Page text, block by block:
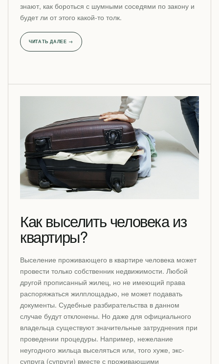
знают, как бороться с шумными соседями по закону и
будет ли от этого какой-то толк.
ЧИТАТЬ ДАЛЕЕ →
Как выселить человека из
квартиры?
Выселение проживающего в квартире человека может
провести только собственник недвижимости. Любой
другой прописанный жилец, но не имеющий права
распоряжаться жилплощадью, не может подавать
документы. Судебные разбирательства в данном
случае будут отклонены. Но даже для официального
владельца существуют значительные затруднения при
проведении процедуры. Например, нежелание
неугодного жильца выселяться или, того хуже, экс-
супруга (супруги) вместе с проживающими